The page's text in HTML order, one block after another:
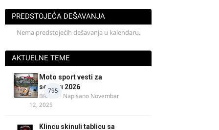
PREDSTOJEĆA DEŠAVANJA
Nema predstojećih dešavanja u kalendaru.
AKTUELNE TEME
795
Moto sport vesti za
sezonu 2026
BRACO · Napisano Novembar
12, 2025
Klincu skinuli tablicu sa